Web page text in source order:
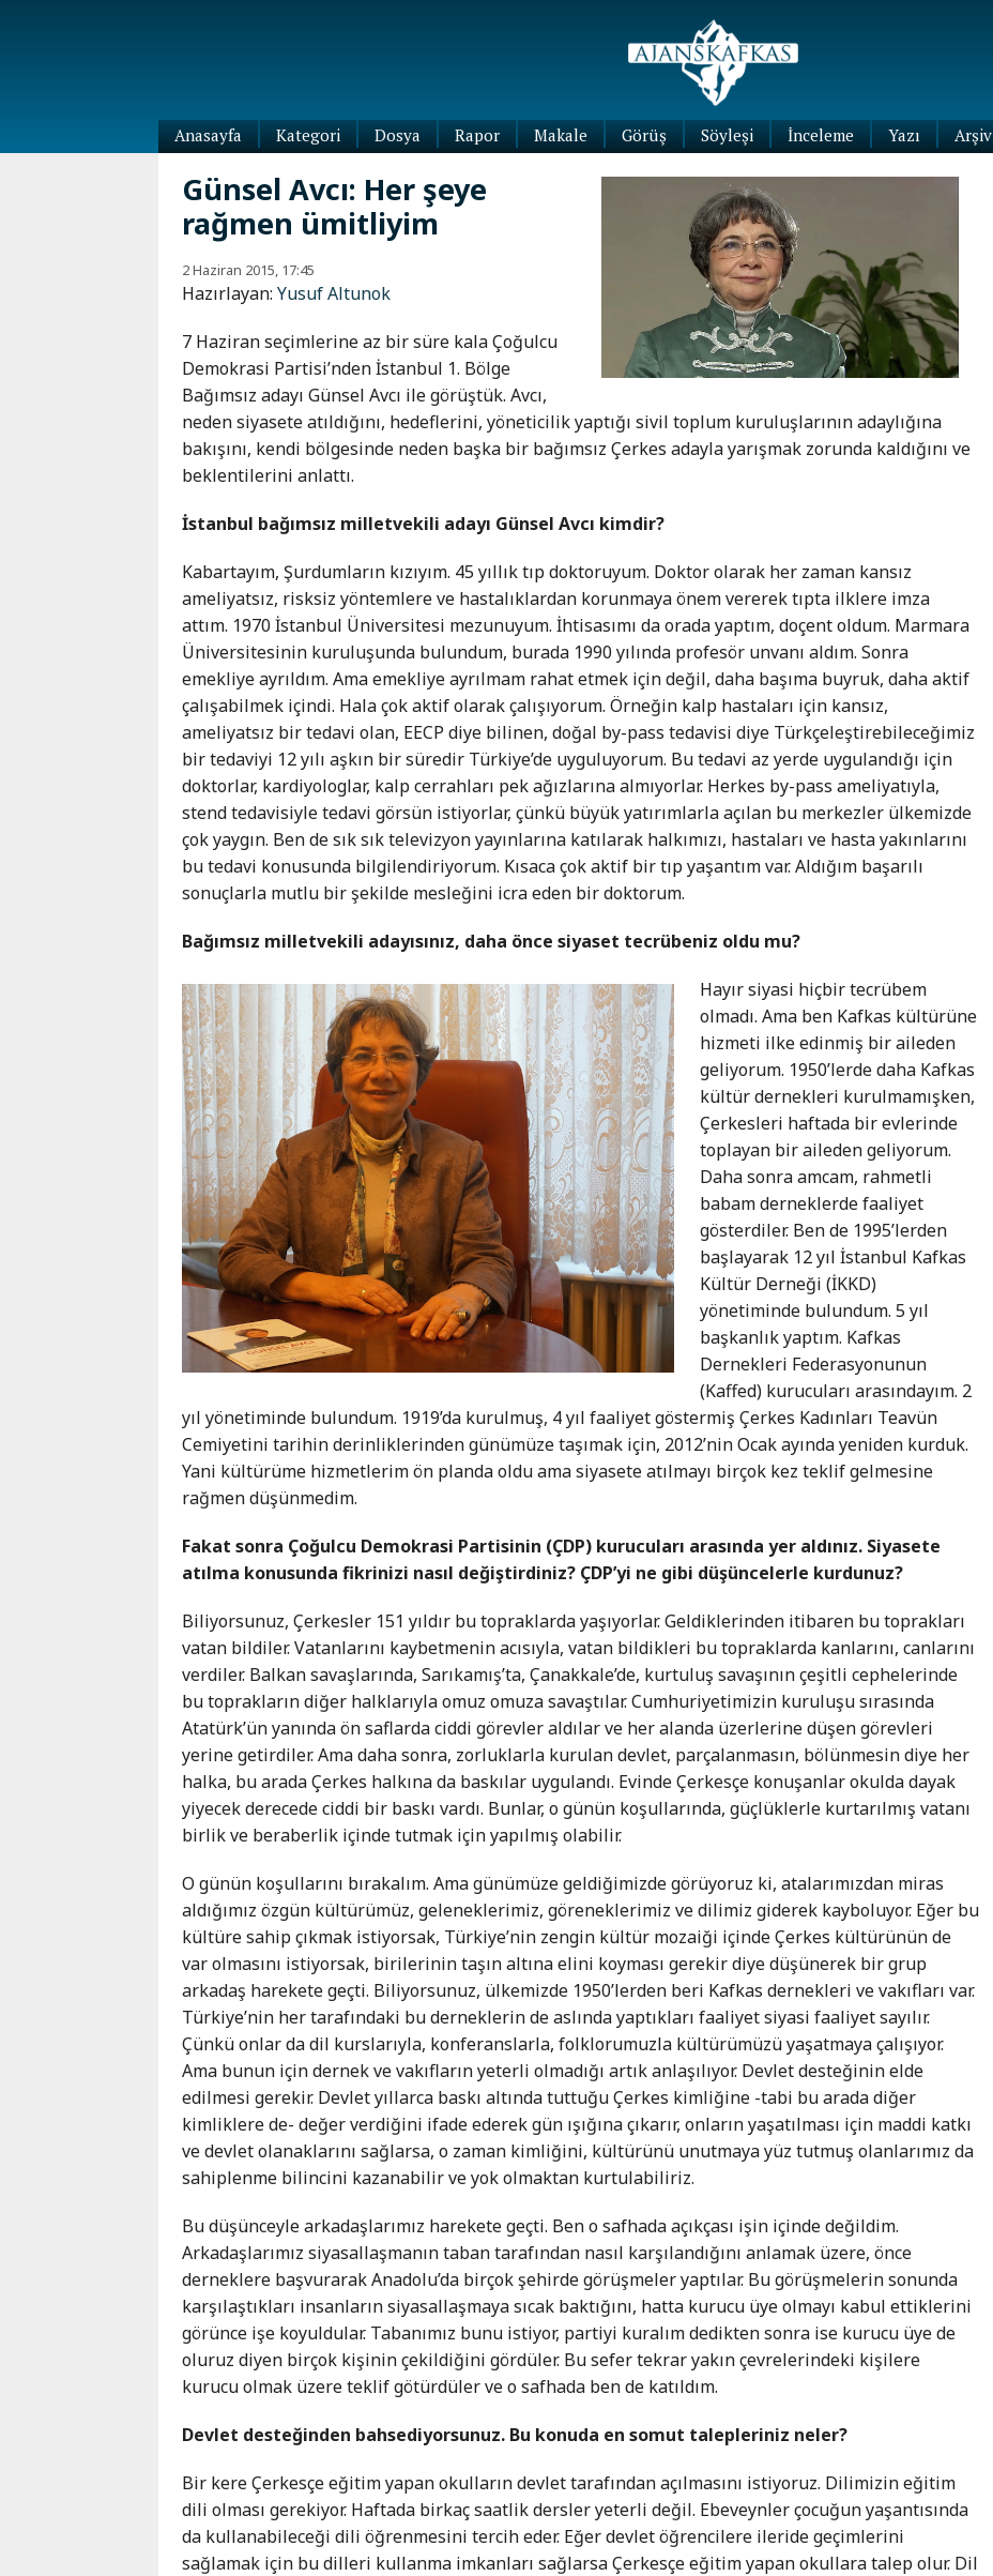
Anasayfa
Kategori
Dünya
Kafkasya
Adıgey
Çeçenya
Dağıstan
Güney
Osetya
İnguşetya
Kabardey-
Balkar
Çerkes
Kray
Kuzey
Osetya
Stavropol
Kray
Ötesi
Azerbaycan
Ermenistan
Gürcistan
Dosya Rapor Makale Görüş Söyleşi İnceleme
Yazı
Arşiv
Günsel Avcı: Her şeye
rağmen ümitliyim
2 Haziran 2015, 17:45
Hazırlayan:Yusuf Altunok
7 Haziran seçimlerine az bir süre kala Çoğulcu
Demokrasi Partisi’nden İstanbul 1. Bölge
Bağımsız adayı Günsel Avcı ile görüştük. Avcı,
neden siyasete atıldığını, hedeflerini, yöneticilik yaptığı sivil toplum kuruluşlarının adaylığına
bakışını, kendi bölgesinde neden başka bir bağımsız Çerkes adayla yarışmak zorunda kaldığını ve
beklentilerini anlattı.
İstanbul bağımsız milletvekili adayı Günsel Avcı kimdir?
Kabartayım, Şurdumların kızıyım. 45 yıllık tıp doktoruyum. Doktor olarak her zaman kansız
ameliyatsız, risksiz yöntemlere ve hastalıklardan korunmaya önem vererek tıpta ilklere imza
attım. 1970 İstanbul Üniversitesi mezunuyum. İhtisasımı da orada yaptım, doçent oldum. Marmara
Üniversitesinin kuruluşunda bulundum, burada 1990 yılında profesör unvanı aldım. Sonra
emekliye ayrıldım. Ama emekliye ayrılmam rahat etmek için değil, daha başıma buyruk, daha aktif
çalışabilmek içindi. Hala çok aktif olarak çalışıyorum. Örneğin kalp hastaları için kansız,
ameliyatsız bir tedavi olan, EECP diye bilinen, doğal by-pass tedavisi diye Türkçeleştirebileceğimiz
bir tedaviyi 12 yılı aşkın bir süredir Türkiye’de uyguluyorum. Bu tedavi az yerde uygulandığı için
doktorlar, kardiyologlar, kalp cerrahları pek ağızlarına almıyorlar. Herkes by-pass ameliyatıyla,
stend tedavisiyle tedavi görsün istiyorlar, çünkü büyük yatırımlarla açılan bu merkezler ülkemizde
çok yaygın. Ben de sık sık televizyon yayınlarına katılarak halkımızı, hastaları ve hasta yakınlarını
bu tedavi konusunda bilgilendiriyorum. Kısaca çok aktif bir tıp yaşantım var. Aldığım başarılı
sonuçlarla mutlu bir şekilde mesleğini icra eden bir doktorum.
Bağımsız milletvekili adayısınız, daha önce siyaset tecrübeniz oldu mu?
Hayır siyasi hiçbir tecrübem
olmadı. Ama ben Kafkas kültürüne
hizmeti ilke edinmiş bir aileden
geliyorum. 1950’lerde daha Kafkas
kültür dernekleri kurulmamışken,
Çerkesleri haftada bir evlerinde
toplayan bir aileden geliyorum.
Daha sonra amcam, rahmetli
babam derneklerde faaliyet
gösterdiler. Ben de 1995’lerden
başlayarak 12 yıl İstanbul Kafkas
Kültür Derneği (İKKD)
yönetiminde bulundum. 5 yıl
başkanlık yaptım. Kafkas
Dernekleri Federasyonunun
(Kaffed) kurucuları arasındayım. 2
yıl yönetiminde bulundum. 1919’da kurulmuş, 4 yıl faaliyet göstermiş Çerkes Kadınları Teavün
Cemiyetini tarihin derinliklerinden günümüze taşımak için, 2012’nin Ocak ayında yeniden kurduk.
Yani kültürüme hizmetlerim ön planda oldu ama siyasete atılmayı birçok kez teklif gelmesine
rağmen düşünmedim.
Fakat sonra Çoğulcu Demokrasi Partisinin (ÇDP) kurucuları arasında yer aldınız. Siyasete
atılma konusunda fikrinizi nasıl değiştirdiniz? ÇDP’yi ne gibi düşüncelerle kurdunuz?
Biliyorsunuz, Çerkesler 151 yıldır bu topraklarda yaşıyorlar. Geldiklerinden itibaren bu toprakları
vatan bildiler. Vatanlarını kaybetmenin acısıyla, vatan bildikleri bu topraklarda kanlarını, canlarını
verdiler. Balkan savaşlarında, Sarıkamış’ta, Çanakkale’de, kurtuluş savaşının çeşitli cephelerinde
bu toprakların diğer halklarıyla omuz omuza savaştılar. Cumhuriyetimizin kuruluşu sırasında
Atatürk’ün yanında ön saflarda ciddi görevler aldılar ve her alanda üzerlerine düşen görevleri
yerine getirdiler. Ama daha sonra, zorluklarla kurulan devlet, parçalanmasın, bölünmesin diye her
halka, bu arada Çerkes halkına da baskılar uygulandı. Evinde Çerkesçe konuşanlar okulda dayak
yiyecek derecede ciddi bir baskı vardı. Bunlar, o günün koşullarında, güçlüklerle kurtarılmış vatanı
birlik ve beraberlik içinde tutmak için yapılmış olabilir.
O günün koşullarını bırakalım. Ama günümüze geldiğimizde görüyoruz ki, atalarımızdan miras
aldığımız özgün kültürümüz, geleneklerimiz, göreneklerimiz ve dilimiz giderek kayboluyor. Eğer bu
kültüre sahip çıkmak istiyorsak, Türkiye’nin zengin kültür mozaiği içinde Çerkes kültürünün de
var olmasını istiyorsak, birilerinin taşın altına elini koyması gerekir diye düşünerek bir grup
arkadaş harekete geçti. Biliyorsunuz, ülkemizde 1950’lerden beri Kafkas dernekleri ve vakıfları var.
Türkiye’nin her tarafındaki bu derneklerin de aslında yaptıkları faaliyet siyasi faaliyet sayılır.
Çünkü onlar da dil kurslarıyla, konferanslarla, folklorumuzla kültürümüzü yaşatmaya çalışıyor.
Ama bunun için dernek ve vakıfların yeterli olmadığı artık anlaşılıyor. Devlet desteğinin elde
edilmesi gerekir. Devlet yıllarca baskı altında tuttuğu Çerkes kimliğine -tabi bu arada diğer
kimliklere de- değer verdiğini ifade ederek gün ışığına çıkarır, onların yaşatılması için maddi katkı
ve devlet olanaklarını sağlarsa, o zaman kimliğini, kültürünü unutmaya yüz tutmuş olanlarımız da
sahiplenme bilincini kazanabilir ve yok olmaktan kurtulabiliriz.
Bu düşünceyle arkadaşlarımız harekete geçti. Ben o safhada açıkçası işin içinde değildim.
Arkadaşlarımız siyasallaşmanın taban tarafından nasıl karşılandığını anlamak üzere, önce
derneklere başvurarak Anadolu’da birçok şehirde görüşmeler yaptılar. Bu görüşmelerin sonunda
karşılaştıkları insanların siyasallaşmaya sıcak baktığını, hatta kurucu üye olmayı kabul ettiklerini
görünce işe koyuldular. Tabanımız bunu istiyor, partiyi kuralım dedikten sonra ise kurucu üye de
oluruz diyen birçok kişinin çekildiğini gördüler. Bu sefer tekrar yakın çevrelerindeki kişilere
kurucu olmak üzere teklif götürdüler ve o safhada ben de katıldım.
Devlet desteğinden bahsediyorsunuz. Bu konuda en somut talepleriniz neler?
Bir kere Çerkesçe eğitim yapan okulların devlet tarafından açılmasını istiyoruz. Dilimizin eğitim
dili olması gerekiyor. Haftada birkaç saatlik dersler yeterli değil. Ebeveynler çocuğun yaşantısında
da kullanabileceği dili öğrenmesini tercih eder. Eğer devlet öğrencilere ileride geçimlerini
sağlamak için bu dilleri kullanma imkanları sağlarsa Çerkesçe eğitim yapan okullara talep olur. Dil